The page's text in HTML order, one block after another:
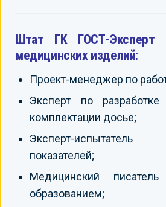
Штат ГК ГОСТ-Эксперт
медицинских изделий:
Проект-менеджер по
Эксперт по
комплектации досье;
Эксперт-
показателей;
Медицинский
образованием;